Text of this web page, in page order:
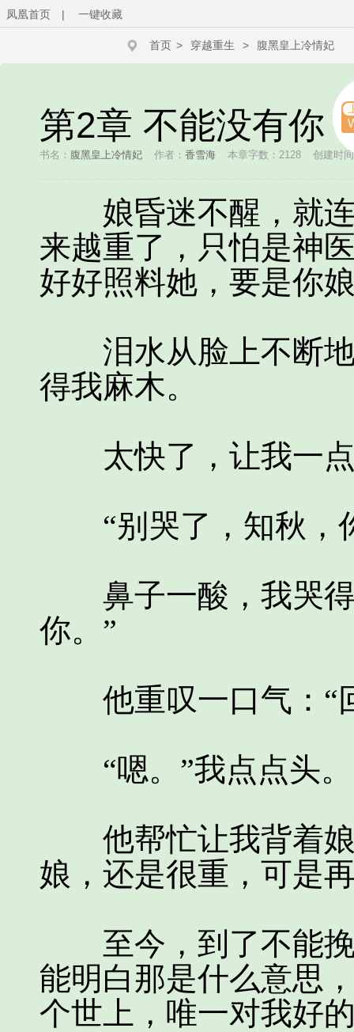
凤凰首页 | 一键收藏
首页 > 穿越重生 > 腹黑皇上冷情妃
第2章 不能没有你
书名： 腹黑皇上冷情妃 作者： 香雪海 本章字数：2128 创建时
娘昏迷不醒，就连
来越重了，只怕是神
好好照料她，要是你
泪水从脸上不断地
得我麻木。
太快了，让我一点
“别哭了，知秋，
鼻子一酸，我哭得
你。”
他重叹一口气：“
“嗯。”我点点头。
他帮忙让我背着娘
娘，还是很重，可是
至今，到了不能挽
能明白那是什么意思
个世上，唯一对我好